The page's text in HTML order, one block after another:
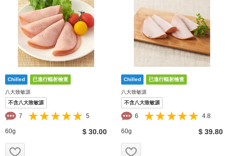
八大致敏源
不含八大致敏源
7 5
60g $ 30.00
八大致敏源
不含八大致敏源
6 4.8
60g $ 39.80